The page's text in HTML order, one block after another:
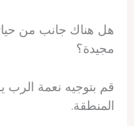
هل هناك جانب من
مجيدة؟
قم بتوجيه نعمة الرب
المنطقة.